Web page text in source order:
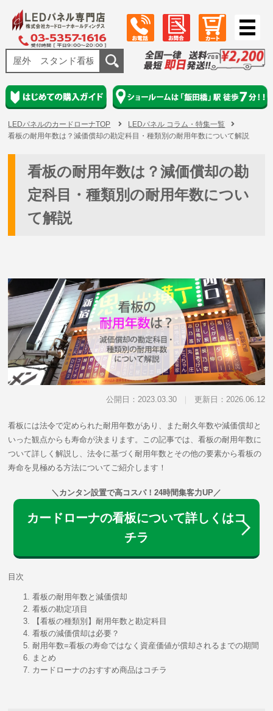
LEDパネルのカードローナTOP
LEDパネル コラム・特集一覧
看板の耐用年数は？減価償却の勘定科目・種類別の耐用年数について解説
看板の耐用年数は？減価償却の勘
定科目・種類別の耐用年数につい
て解説
公開日：2023.03.30 更新日：2026.06.12
看板には法令で定められた耐用年数があり、また耐久年数や減価償却と
いった観点からも寿命が決まります。この記事では、看板の耐用年数に
ついて詳しく解説し、法令に基づく耐用年数とその他の要素から看板の
寿命を見極める方法についてご紹介します！
＼カンタン設置で高コスパ！24時間集客力UP／
カードローナの看板について詳しくはコ
チラ
目次
看板の耐用年数と減価償却
看板の勘定項目
【看板の種類別】耐用年数と勘定科目
看板の減価償却は必要？
耐用年数=看板の寿命ではなく資産価値が償却されるまでの期間
まとめ
カードローナのおすすめ商品はコチラ